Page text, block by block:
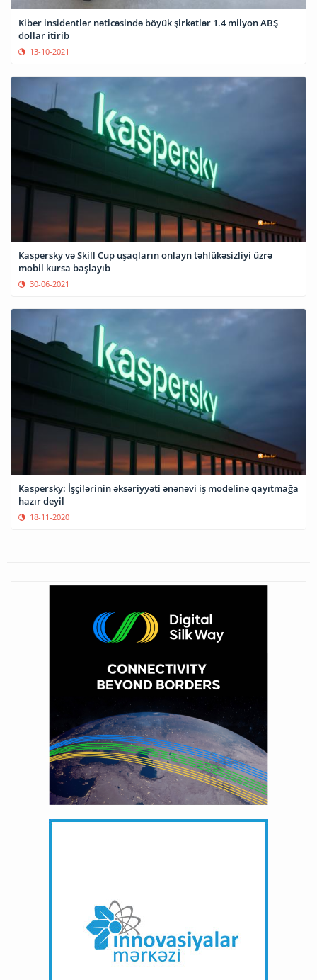
Kiber insidentlər nəticəsində böyük şirkətlər 1.4 milyon ABŞ
dollar itirib
13-10-2021
Kaspersky və Skill Cup uşaqların onlayn təhlükəsizliyi üzrə
mobil kursa başlayıb
30-06-2021
Kaspersky: İşçilərinin əksəriyyəti ənənəvi iş modelinə qayıtmağa
hazır deyil
18-11-2020